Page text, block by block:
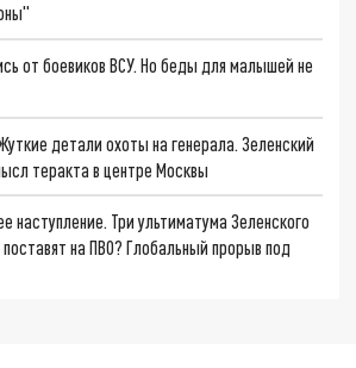
от боевиков ВСУ. Но беды для малышей не
детали охоты на генерала. Зеленский
теракта в центре Москвы
наступление. Три ультиматума Зеленского
на ПВО? Глобальный прорыв под